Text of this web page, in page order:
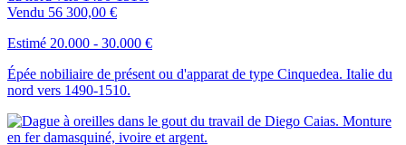
Vendu 56 300,00 €
Estimé 20.000 - 30.000 €
Épée nobiliaire de présent ou d'apparat de type Cinquedea. Italie du
nord vers 1490-1510.